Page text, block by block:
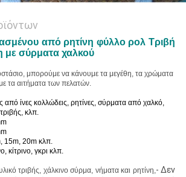
από ρητίνη φύλλο ρολ Τριβή
με σύρματα χαλκού
μπορούμε να κάνουμε τα μεγέθη, τα χρώματα
τα αιτήματα των πελατών.
από ίνες κολλώδεις, ρητίνες, σύρματα από χαλκό,
κλπ.
15m, 20m κλπ.
κίτρινο, γκρι κλπ.
τριβής, χάλκινο σύρμα, νήματα και ρητίνη,- Δεν